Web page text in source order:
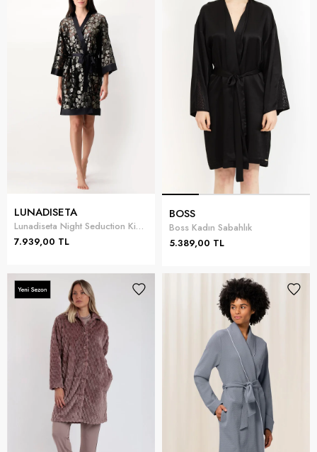
LUNADISETA
Lunadiseta Night Seduction Kimono Kadın Sabahlik
7.939,00 TL
BOSS
Boss Kadın Sabahlık
5.389,00 TL